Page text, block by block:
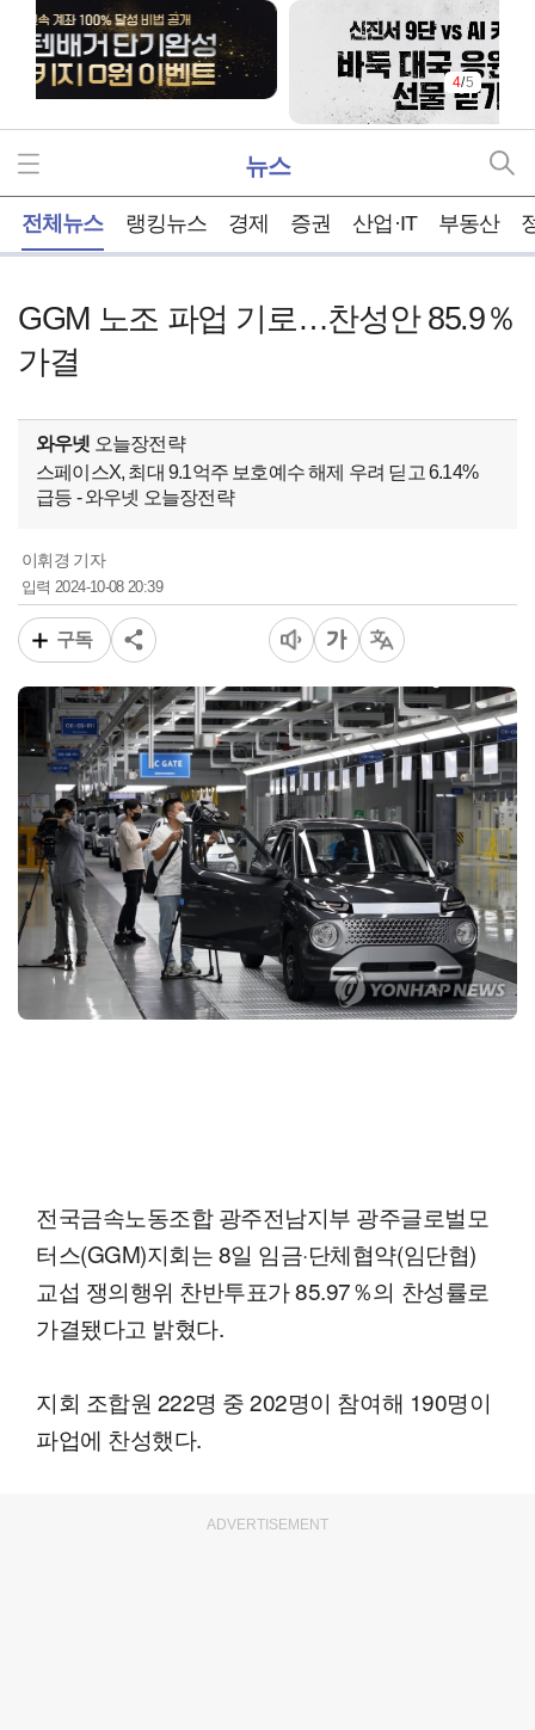
4/5
뉴스
전체뉴스 랭킹뉴스 경제 증권 산업·IT 부동산
GGM 노조 파업 기로…찬성안 85.9％
가결
와우넷 오늘장전략
스페이스X, 최대 9.1억주 보호예수 해제 우려 딛고 6.14%
급등 - 와우넷 오늘장전략
이휘경 기자
입력2024-10-08 20:39
구독
전국금속노동조합 광주전남지부 광주글로벌모
터스(GGM)지회는 8일 임금·단체협약(임단협)
교섭 쟁의행위 찬반투표가 85.97％의 찬성률로
가결됐다고 밝혔다.
지회 조합원 222명 중 202명이 참여해 190명이
파업에 찬성했다.
ADVERTISEMENT